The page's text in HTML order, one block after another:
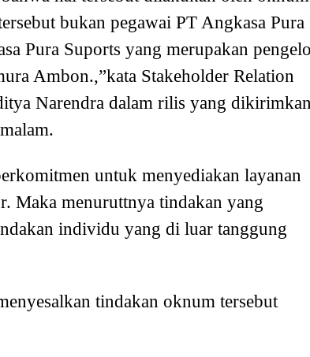
bukan pegawai PT Angkasa Pura
Pura Suports yang merupakan
Ambon.,”kata Stakeholder Relation
Narendra dalam rilis yang dikirimkan
untuk menyediakan layanan
Maka menuruttnya tindakan yang
individu yang di luar tanggung
tindakan oknum tersebut